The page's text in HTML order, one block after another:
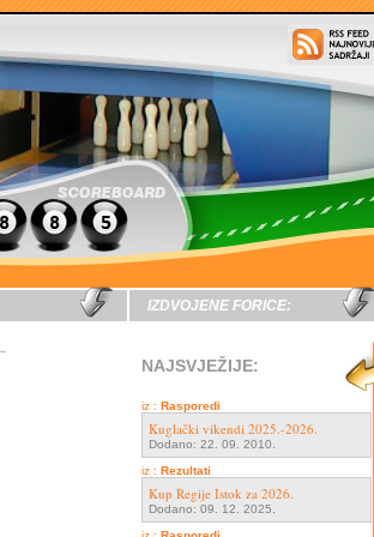
IZDVOJENE FORICE:
NAJSVJEŽIJE:
iz : Rasporedi
Kuglački vikendi 2025.-2026.
Dodano: 22. 09. 2010.
iz : Rezultati
Kup Regije Istok za 2026.
Dodano: 09. 12. 2025.